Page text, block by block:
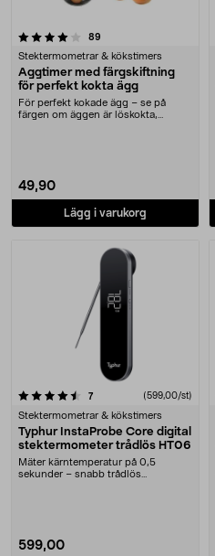
89
Stektermometrar & kökstimers
Äggtimer med färgskiftning
för perfekt kokta ägg
För perfekt kokade ägg – se på
färgen om äggen är löskokta,
49,90
Lägg i varukorg
4.5 av 5 stjärnor
7recensioner(599,00/st)
Stektermometrar & kökstimers
Typhur InstaProbe Core digital
stektermometer trådlös HT06
Mäter kärntemperatur på 0,5
sekunder – snabb trådlös
599,00
3.0 av 5 stjärnor